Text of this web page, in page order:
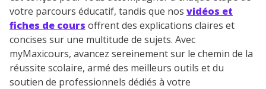
votre parcours éducatif, tandis que nos vidéos et
fiches de cours offrent des explications claires et
concises sur une multitude de sujets. Avec
myMaxicours, avancez sereinement sur le chemin de la
réussite scolaire, armé des meilleurs outils et du
soutien de professionnels dédiés à votre